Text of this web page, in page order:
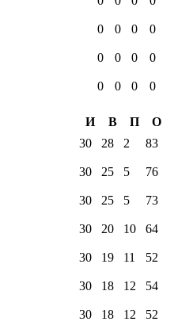
0 0 0 0
0 0 0 0
0 0 0
0
И В П
О
30 28 2 83
30 25 5 76
30 25 5 73
30 20 10 64
30 19 11 52
30 18 12 54
30 18 12 52